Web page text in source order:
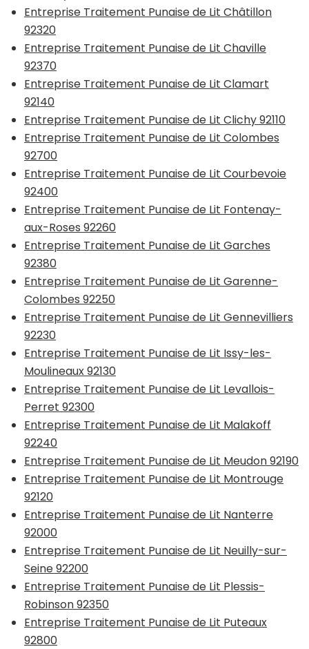
Entreprise Traitement Punaise de Lit Châtillon
92320
Entreprise Traitement Punaise de Lit Chaville
92370
Entreprise Traitement Punaise de Lit Clamart
92140
Entreprise Traitement Punaise de Lit Clichy 92110
Entreprise Traitement Punaise de Lit Colombes
92700
Entreprise Traitement Punaise de Lit Courbevoie
92400
Entreprise Traitement Punaise de Lit Fontenay-
aux-Roses 92260
Entreprise Traitement Punaise de Lit Garches
92380
Entreprise Traitement Punaise de Lit Garenne-
Colombes 92250
Entreprise Traitement Punaise de Lit Gennevilliers
92230
Entreprise Traitement Punaise de Lit Issy-les-
Moulineaux 92130
Entreprise Traitement Punaise de Lit Levallois-
Perret 92300
Entreprise Traitement Punaise de Lit Malakoff
92240
Entreprise Traitement Punaise de Lit Meudon 92190
Entreprise Traitement Punaise de Lit Montrouge
92120
Entreprise Traitement Punaise de Lit Nanterre
92000
Entreprise Traitement Punaise de Lit Neuilly-sur-
Seine 92200
Entreprise Traitement Punaise de Lit Plessis-
Robinson 92350
Entreprise Traitement Punaise de Lit Puteaux
92800